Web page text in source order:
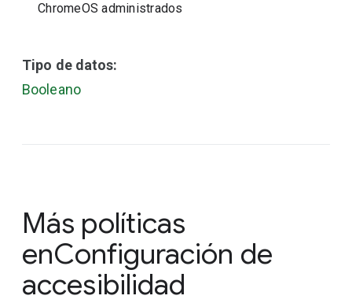
ChromeOS administrados
Tipo de datos:
Booleano
Más políticas
enConfiguración de
accesibilidad